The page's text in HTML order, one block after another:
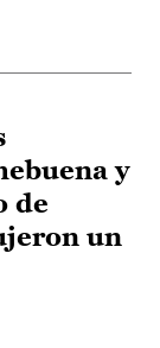
y
de
un